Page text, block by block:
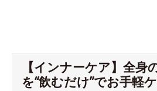
【インナーケア】全身
を“飲むだけ”でお手軽